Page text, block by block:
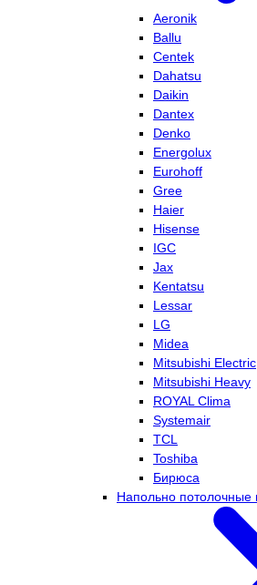
Aeronik
Ballu
Centek
Dahatsu
Daikin
Dantex
Denko
Energolux
Eurohoff
Gree
Haier
Hisense
IGC
Jax
Kentatsu
Lessar
LG
Midea
Mitsubishi Electric
Mitsubishi Heavy
ROYAL Clima
Systemair
TCL
Toshiba
Бирюса
Напольно потолочные